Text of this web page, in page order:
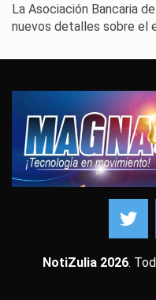
La Asociación Bancaria
nuevos detalles sobre el
NotiZulia 2026.